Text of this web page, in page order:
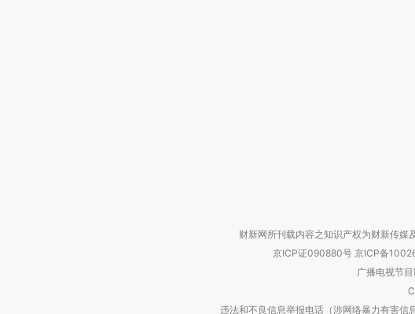
财新网所刊载内容之知识产权为财新传媒
京ICP证090880号 京ICP备
广播电视节
违法和不良信息举报电话（涉网络暴力有害